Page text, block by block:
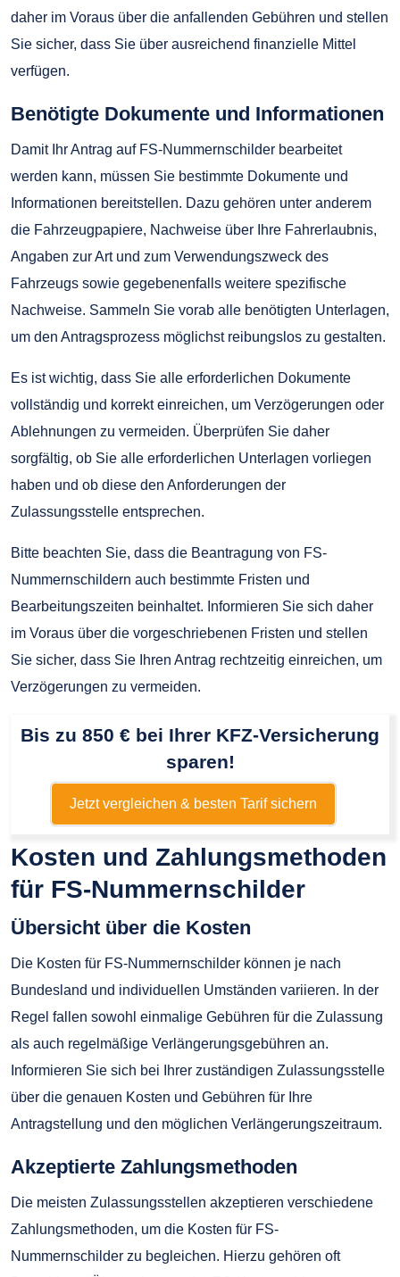
daher im Voraus über die anfallenden Gebühren und stellen
Sie sicher, dass Sie über ausreichend finanzielle Mittel
verfügen.
Benötigte Dokumente und Informationen
Damit Ihr Antrag auf FS-Nummernschilder bearbeitet
werden kann, müssen Sie bestimmte Dokumente und
Informationen bereitstellen. Dazu gehören unter anderem
die Fahrzeugpapiere, Nachweise über Ihre Fahrerlaubnis,
Angaben zur Art und zum Verwendungszweck des
Fahrzeugs sowie gegebenenfalls weitere spezifische
Nachweise. Sammeln Sie vorab alle benötigten Unterlagen,
um den Antragsprozess möglichst reibungslos zu gestalten.
Es ist wichtig, dass Sie alle erforderlichen Dokumente
vollständig und korrekt einreichen, um Verzögerungen oder
Ablehnungen zu vermeiden. Überprüfen Sie daher
sorgfältig, ob Sie alle erforderlichen Unterlagen vorliegen
haben und ob diese den Anforderungen der
Zulassungsstelle entsprechen.
Bitte beachten Sie, dass die Beantragung von FS-
Nummernschildern auch bestimmte Fristen und
Bearbeitungszeiten beinhaltet. Informieren Sie sich daher
im Voraus über die vorgeschriebenen Fristen und stellen
Sie sicher, dass Sie Ihren Antrag rechtzeitig einreichen, um
Verzögerungen zu vermeiden.
Bis zu 850 € bei Ihrer KFZ-Versicherung
sparen!
Jetzt vergleichen & besten Tarif sichern
Kosten und Zahlungsmethoden
für FS-Nummernschilder
Übersicht über die Kosten
Die Kosten für FS-Nummernschilder können je nach
Bundesland und individuellen Umständen variieren. In der
Regel fallen sowohl einmalige Gebühren für die Zulassung
als auch regelmäßige Verlängerungsgebühren an.
Informieren Sie sich bei Ihrer zuständigen Zulassungsstelle
über die genauen Kosten und Gebühren für Ihre
Antragstellung und den möglichen Verlängerungszeitraum.
Akzeptierte Zahlungsmethoden
Die meisten Zulassungsstellen akzeptieren verschiedene
Zahlungsmethoden, um die Kosten für FS-
Nummernschilder zu begleichen. Hierzu gehören oft